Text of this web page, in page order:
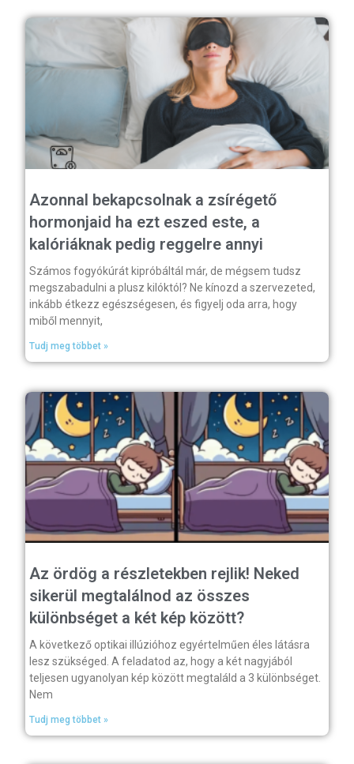
Azonnal bekapcsolnak a zsírégető
hormonjaid ha ezt eszed este, a
kalóriáknak pedig reggelre annyi
Számos fogyókúrát kipróbáltál már, de mégsem tudsz
megszabadulni a plusz kilóktól? Ne kínozd a szervezeted,
inkább étkezz egészségesen, és figyelj oda arra, hogy
miből mennyit,
Tudj meg többet »
Az ördög a részletekben rejlik! Neked
sikerül megtalálnod az összes
különbséget a két kép között?
A következő optikai illúzióhoz egyértelműen éles látásra
lesz szükséged. A feladatod az, hogy a két nagyjából
teljesen ugyanolyan kép között megtaláld a 3 különbséget.
Nem
Tudj meg többet »